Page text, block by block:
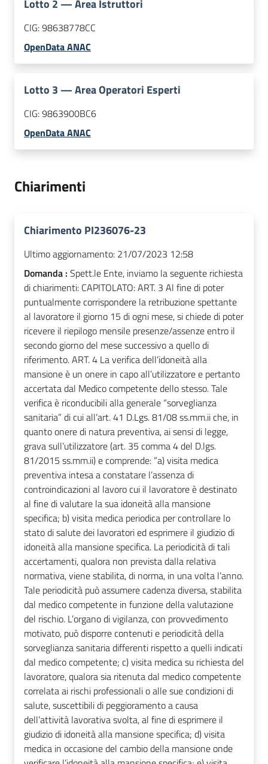
Lotto 2 —Area Istruttori
CIG:98638778CC
OpenData ANAC
Lotto 3 —Area Operatori Esperti
CIG:9863900BC6
OpenData ANAC
Chiarimenti
Chiarimento PI236076-23
Ultimo aggiornamento: 21/07/2023 12:58
Domanda : Spett.le Ente, inviamo la seguente richiesta
di chiarimenti: CAPITOLATO: ART. 3 Al fine di poter
puntualmente corrispondere la retribuzione spettante
al lavoratore il giorno 15 di ogni mese, si chiede di poter
ricevere il riepilogo mensile presenze/assenze entro il
secondo giorno del mese successivo a quello di
riferimento. ART. 4 La verifica dell’idoneità alla
mansione è un onere in capo all’utilizzatore e pertanto
accertata dal Medico competente dello stesso. Tale
verifica è riconducibili alla generale “sorveglianza
sanitaria” di cui all’art. 41 D.Lgs. 81/08 ss.mm.ii che, in
quanto onere di natura preventiva, ai sensi di legge,
grava sull’utilizzatore (art. 35 comma 4 del D.lgs.
81/2015 ss.mm.ii) e comprende: “a) visita medica
preventiva intesa a constatare l’assenza di
controindicazioni al lavoro cui il lavoratore è destinato
al fine di valutare la sua idoneità alla mansione
specifica; b) visita medica periodica per controllare lo
stato di salute dei lavoratori ed esprimere il giudizio di
idoneità alla mansione specifica. La periodicità di tali
accertamenti, qualora non prevista dalla relativa
normativa, viene stabilita, di norma, in una volta l’anno.
Tale periodicità può assumere cadenza diversa, stabilita
dal medico competente in funzione della valutazione
del rischio. L’organo di vigilanza, con provvedimento
motivato, può disporre contenuti e periodicità della
sorveglianza sanitaria differenti rispetto a quelli indicati
dal medico competente; c) visita medica su richiesta del
lavoratore, qualora sia ritenuta dal medico competente
correlata ai rischi professionali o alle sue condizioni di
salute, suscettibili di peggioramento a causa
dell’attività lavorativa svolta, al fine di esprimere il
giudizio di idoneità alla mansione specifica; d) visita
medica in occasione del cambio della mansione onde